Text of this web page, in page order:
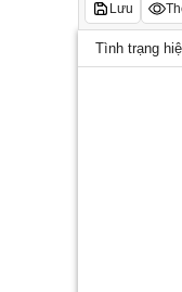
Lưu
Tình trạng